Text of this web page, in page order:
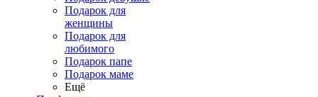
Подарок для
женщины
Подарок для
любимого
Подарок папе
Подарок маме
Ещё